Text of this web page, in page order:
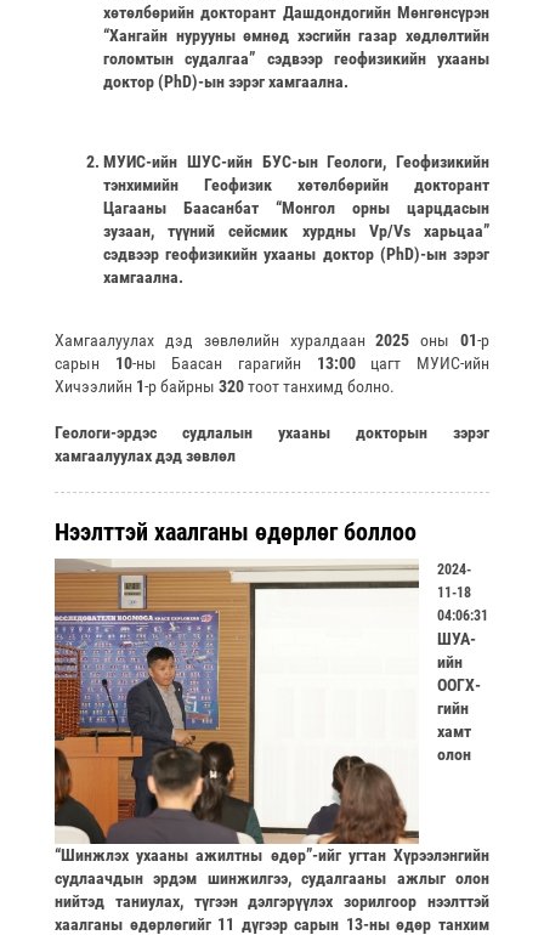
хөтөлбөрийн докторант Дашдондогийн Мөнгөнсүрэн
“Хангайн нурууны өмнөд хэсгийн газар хөдлөлтийн
голомтын судалгаа” сэдвээр геофизикийн ухааны
доктор (PhD)-ын зэрэг хамгаална.
МУИС-ийн ШУС-ийн БУС-ын Геологи, Геофизикийн
тэнхимийн Геофизик хөтөлбөрийн докторант
Цагааны Баасанбат
“Монгол орны царцдасын
зузаан, түүний сейсмик хурдны Vp/Vs харьцаа”
сэдвээр геофизикийн ухааны доктор (PhD)-ын зэрэг
хамгаална.
Хамгаалуулах дэд зөвлөлийн хуралдаан2025 оны01-р
сарын 10-ны Баасан гарагийн 13:00цагт МУИС-ийн
Хичээлийн 1-р байрны 320тоот танхимд болно.
Геологи-эрдэс судлалын ухааны докторын зэрэг
хамгаалуулах дэд зөвлөл
Нээлттэй хаалганы өдөрлөг боллоо
2024-
11-18
04:06:31
ШУА-
ийн
ООГХ-
гийн
хамт
олон
“Шинжлэх ухааны ажилтны өдөр”-ийг угтан Хүрээлэнгийн
судлаачдын эрдэм шинжилгээ, судалгааны ажлыг олон
нийтэд таниулах, түгээн дэлгэрүүлэх зорилгоор нээлттэй
хаалганы өдөрлөгийг 11 дүгээр сарын 13-ны өдөр танхим